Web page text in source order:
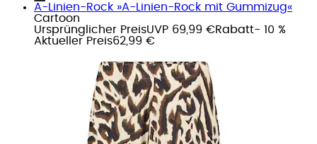
A-Linien-Rock »A-Linien-Rock mit Gummizug«
Cartoon
Ursprünglicher PreisUVP 69,99 €Rabatt- 10 %
Aktueller Preis62,99 €